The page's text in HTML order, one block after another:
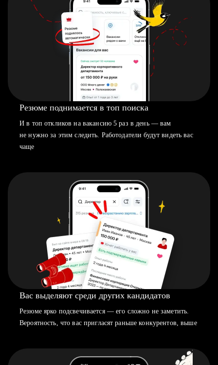
Резюме поднимается в топ поиска
И в топ откликов на вакансию 5 раз в день — вам
не нужно за этим следить. Работодатели будут видеть вас
чаще
Вас выделяют среди других кандидатов
Резюме ярко подсвечивается — его сложно не заметить.
Вероятность, что вас пригласят раньше конкурентов, выше